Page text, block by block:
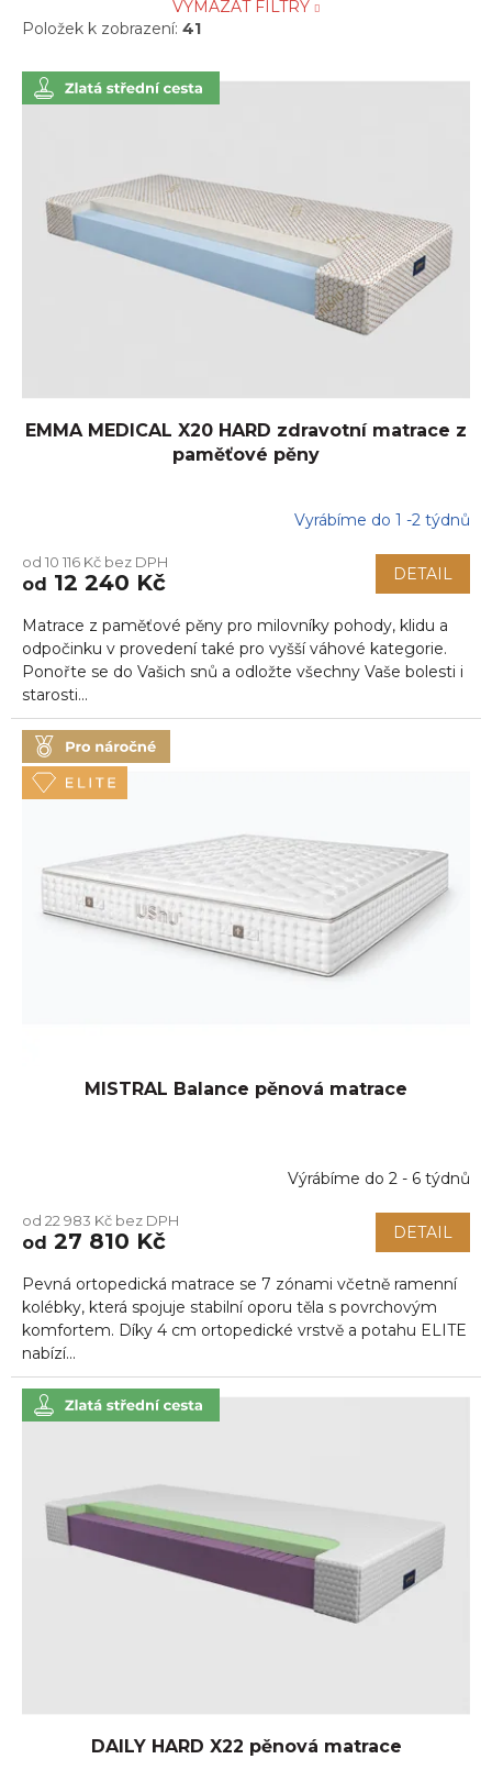
VYMAZAT FILTRY
Položek k zobrazení: 41
V
EMMA MEDICAL X20 HARD zdravotní matrace z
paměťové pěny
produktu
je
z
5
hvězdiček.
Vyrábíme do 1 -2 týdnů
od 10 116 Kč bez DPH
od 12 240 Kč DETAIL
Matrace z paměťové pěny pro milovníky pohody, klidu a
odpočinku v provedení také pro vyšší váhové kategorie.
Ponořte se do Vašich snů a odložte všechny Vaše bolesti i
starosti...
MISTRAL Balance pěnová matrace
Výrábíme do 2 - 6 týdnů
od 22 983 Kč bez DPH
od 27 810 Kč DETAIL
Pevná ortopedická matrace se 7 zónami včetně ramenní
kolébky, která spojuje stabilní oporu těla s povrchovým
komfortem. Díky 4 cm ortopedické vrstvě a potahu ELITE
nabízí...
DAILY HARD X22 pěnová matrace